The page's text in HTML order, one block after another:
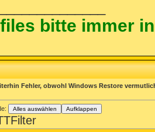
bitte immer
Fehler, obwohl Windows Restore
Alles auswählen Aufklappen